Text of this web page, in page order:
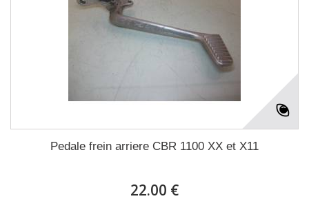
Pedale frein arriere CBR 1100 XX et X11
22.00 €